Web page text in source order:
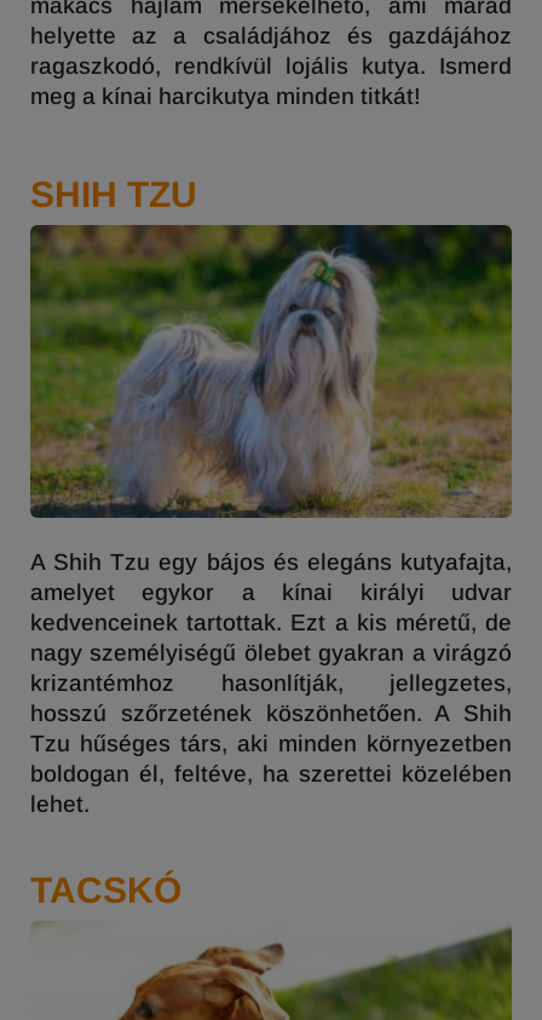
makacs hajlam mérsékelhető, ami marad
helyette az a családjához és gazdájához
ragaszkodó, rendkívül lojális kutya. Ismerd
meg a kínai harcikutya minden titkát!
SHIH TZU
A Shih Tzu egy bájos és elegáns kutyafajta,
amelyet egykor a kínai királyi udvar
kedvenceinek tartottak. Ezt a kis méretű, de
nagy személyiségű ölebet gyakran a virágzó
krizantémhoz hasonlítják, jellegzetes,
hosszú szőrzetének köszönhetően. A Shih
Tzu hűséges társ, aki minden környezetben
boldogan él, feltéve, ha szerettei közelében
lehet.
TACSKÓ